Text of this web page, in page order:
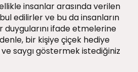
insanlar arasında verilen
edilirler ve bu da insanların
duygularını ifade etmelerine
bir kişiye çiçek hediye
saygı göstermek istediğiniz